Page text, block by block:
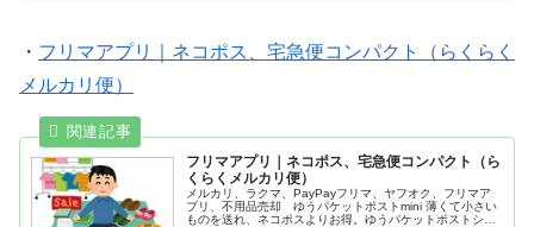
・ フリマアプリ｜ネコポス、宅急便コンパクト（らくらく
メルカリ便）
フリマアプリ｜ネコポス、宅急便コンパクト（ら
くらくメルカリ便）
メルカリ、ラクマ、PayPayフリマ、ヤフオク、フリマア
プリ、不用品売却 ゆうパケットポストmini 薄くて小さい
ものを送れ、ネコポスよりお得。ゆうパケットポストシー